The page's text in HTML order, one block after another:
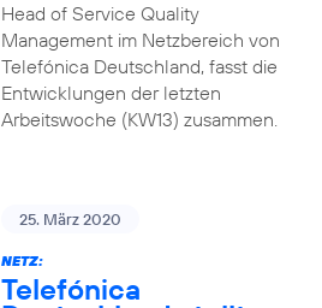
Head of Service Quality
Management im Netzbereich von
Telefónica Deutschland, fasst die
Entwicklungen der letzten
Arbeitswoche (KW13) zusammen.
25. März 2020
NETZ:
Telefónica